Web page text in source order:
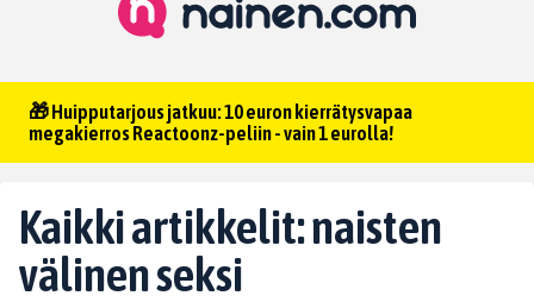
🎁 Huipputarjous jatkuu: 10 euron kierrätysvapaa
megakierros Reactoonz-peliin - vain 1 eurolla!
Kaikki artikkelit: naisten
välinen seksi